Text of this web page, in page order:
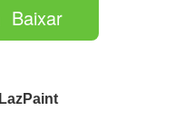
Baixar
LazPaint